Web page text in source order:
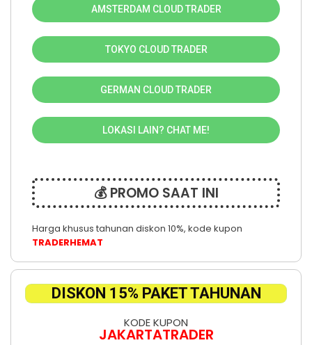
AMSTERDAM CLOUD TRADER
TOKYO CLOUD TRADER
GERMAN CLOUD TRADER
LOKASI LAIN? CHAT ME!
💰 PROMO SAAT INI
Harga khusus tahunan diskon 10%, kode kupon
TRADERHEMAT
DISKON 15% PAKET TAHUNAN
KODE KUPON
JAKARTATRADER